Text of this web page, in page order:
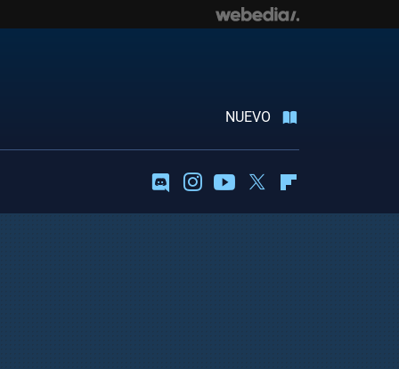
NUEVO
DiscordInstagramYoutubeTwitter